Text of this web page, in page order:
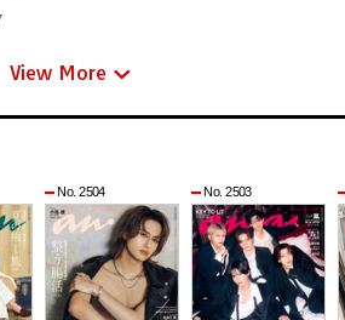
View More
No. 2504 No. 2503